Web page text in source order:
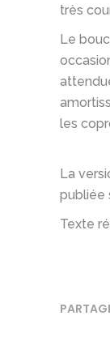
très
Le
les
La
publiée
Texte